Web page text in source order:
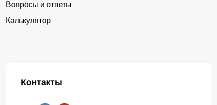
Вопросы и ответы
Калькулятор
Контакты